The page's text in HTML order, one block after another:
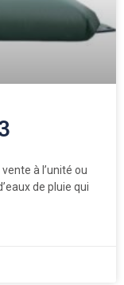
à l’unité ou
de pluie qui